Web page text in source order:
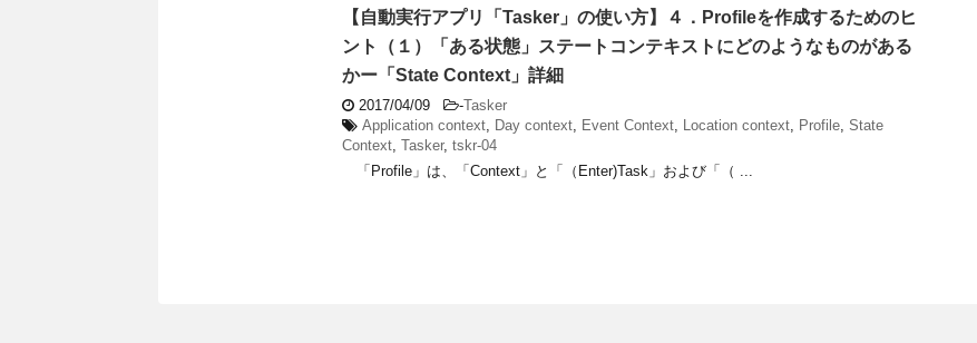
【自動実行アプリ「Tasker」の使い方】４．Profileを作成するためのヒ
ント（１）「ある状態」ステートコンテキストにどのようなものがある
かー「State Context」詳細
2017/04/09 -Tasker
Application context
Day context Event Context Location context Profile State
Context Tasker, tskr-04
「Profile」は、「Context」と「（Enter)Task」および「（ ...